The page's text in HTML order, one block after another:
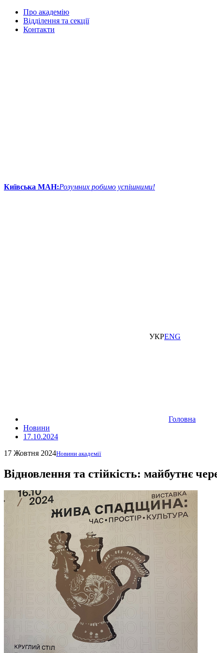
Про академію
Відділення та секції
Контакти
Київська МАН:Розумних робимо успішними!
УКРENG
Головна
Новини
17.10.2024
17 Жовтня 2024Новини академії
Відновлення та стійкість: майбутнє